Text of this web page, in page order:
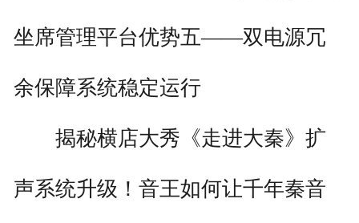
坐席管理平台优势五——双电源冗
余保障系统稳定运行
揭秘横店大秀《走进大秦》扩
声系统升级！音王如何让千年秦音